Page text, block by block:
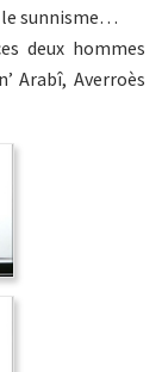
le sunnisme…
deux hommes
Arabî, Averroès